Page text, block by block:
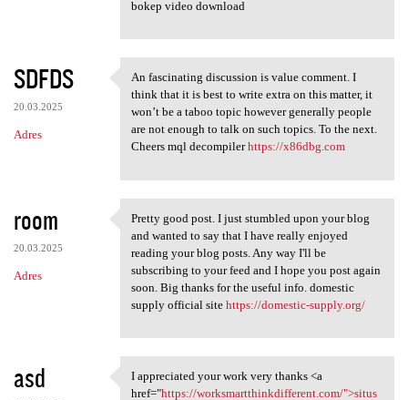
bokep video download
SDFDS
20.03.2025
Adres
An fascinating discussion is
An fascinating discussion is value comment. I
think that it is best to write extra on this matter, it
won’t be a taboo topic however generally people
are not enough to talk on such topics. To the next.
Cheers mql decompilerhttps://x86dbg.com
room
20.03.2025
Adres
Pretty good post. I just
Pretty good post. I just stumbled upon your blog
and wanted to say that I have really enjoyed
reading your blog posts. Any way I'll be
subscribing to your feed and I hope you post again
soon. Big thanks for the useful info. domestic
supply official site https://domestic-supply.org/
asd I appreciated your work very
I appreciated your work very thanks <a
href="https://worksmartthinkdifferent.com/">situs